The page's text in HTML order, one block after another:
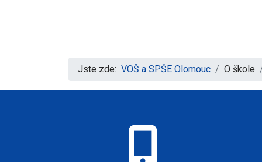
Jste zde: VOŠ a SPŠE Olomouc O škole